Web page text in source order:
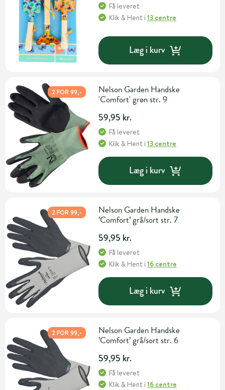
Få leveret
Klik & Hent i13 centre
Læg i kurv
2 FOR 99,-
Nelson Garden Handske
'Comfort' grøn str. 9
59,95 kr.
Få leveret
Klik & Hent i13 centre
Læg i kurv
2 FOR 99,-
Nelson Garden Handske
’Comfort’ grå/sort str. 7
59,95 kr.
Få leveret
Klik & Hent i16 centre
Læg i kurv
2 FOR 99,-
Nelson Garden Handske
’Comfort’ grå/sort str. 6
59,95 kr.
Få leveret
Klik & Hent i16 centre